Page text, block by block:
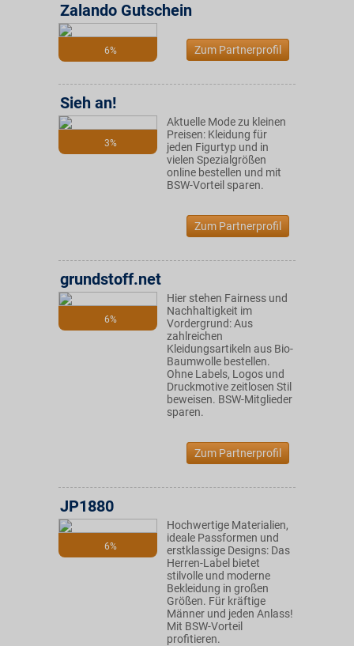
6%
Zalando Gutschein
Zum Partnerprofil
3%
Sieh an!
Aktuelle Mode zu kleinen
Preisen: Kleidung für
jeden Figurtyp und in
vielen Spezialgrößen
online bestellen und mit
BSW-Vorteil sparen.
Zum Partnerprofil
6%
grundstoff.net
Hier stehen Fairness und
Nachhaltigkeit im
Vordergrund: Aus
zahlreichen
Kleidungsartikeln aus Bio-
Baumwolle bestellen.
Ohne Labels, Logos und
Druckmotive zeitlosen Stil
beweisen. BSW-Mitglieder
sparen.
Zum Partnerprofil
6%
JP1880
Hochwertige Materialien,
ideale Passformen und
erstklassige Designs: Das
Herren-Label bietet
stilvolle und moderne
Bekleidung in großen
Größen. Für kräftige
Männer und jeden Anlass!
Mit BSW-Vorteil
profitieren.